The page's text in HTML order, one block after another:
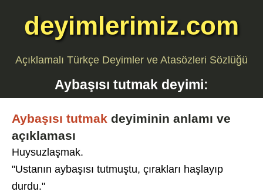
deyimlerimiz.com
Açıklamalı Türkçe Deyimler ve Atasözleri Sözlüğü
Aybaşısı tutmak deyimi:
Aybaşısı tutmak deyiminin anlamı ve
açıklaması
Huysuzlaşmak.
"Ustanın aybaşısı tutmuştu, çırakları haşlayıp
durdu."